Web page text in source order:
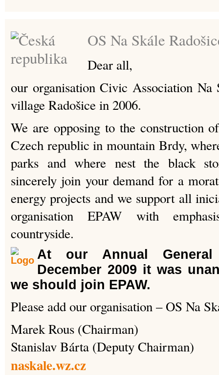
OS Na Skále
Dear all,
our organisation Civic Association Na
village Radošice in 2006.
We are opposing to the construction
Czech republic in mountain Brdy,
parks and where nest the black
sincerely join your demand for a
energy projects and we support all
organisation EPAW with
countryside.
At our Annual
December 2009 it was
we should join EPAW.
Please add our organisation – OS Na
Marek Rous (Chairman)
Stanislav Bárta (Deputy Chairman)
naskale.wz.cz